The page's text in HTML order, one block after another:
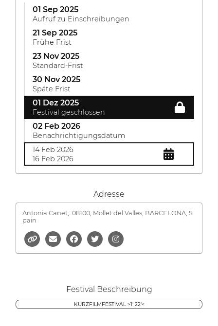
01 Sep 2025
Aufruf zu Einschreibungen
21 Sep 2025
Frühe Frist
23 Nov 2025
Standard-Frist
30 Nov 2025
Späte Frist
01 Dez 2025
Festival geschlossen
02 Feb 2026
Benachrichtigungsdatum
14 Feb 2026
16 Feb 2026
Adresse
Antonia Canet, 08100, Mollet del Valles, BARCELONA, S
pain
Festival Beschreibung
KURZFILMFESTIVAL >1' 22'<